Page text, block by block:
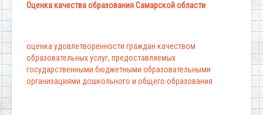
Оценка качества образования Самарской области
оценка удовлетворенности граждан качеством
образовательных услуг, предоставляемых
государственными бюджетными образовательными
организациями дошкольного и общего образования